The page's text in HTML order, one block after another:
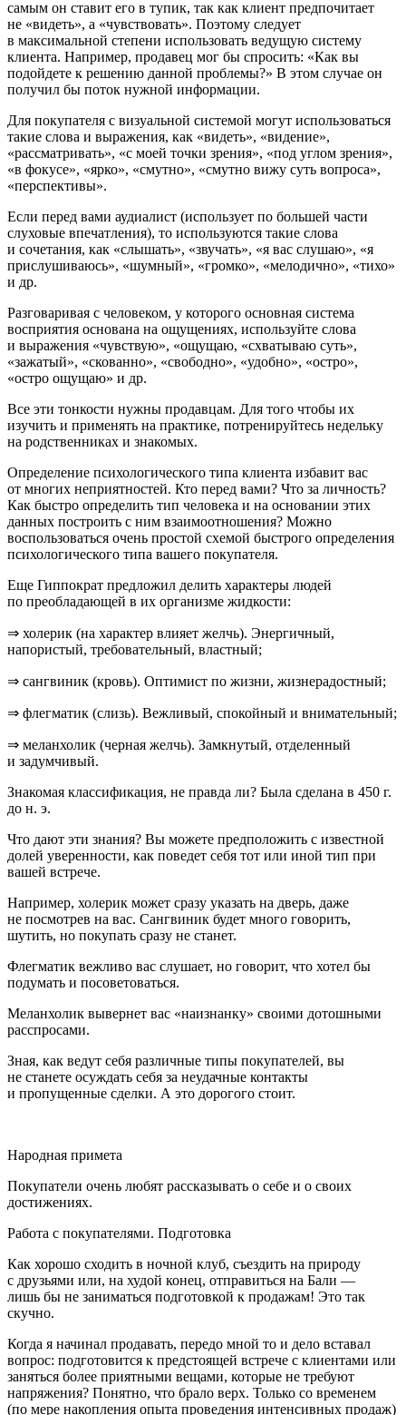
самым он ставит его в тупик, так как клиент предпочитает
не «видеть», а «чувствовать». Поэтому следует
в максимальной степени использовать ведущую систему
клиента. Например, продавец мог бы спросить: «Как вы
подойдете к решению данной проблемы?» В этом случае он
получил бы поток нужной информации.
Для покупателя с визуальной системой могут использоваться
такие слова и выражения, как «видеть», «видение»,
«рассматривать», «с моей точки зрения», «под углом зрения»,
«в фокусе», «ярко», «смутно», «смутно вижу суть вопроса»,
«перспективы».
Если перед вами аудиалист (использует по большей части
слуховые впечатления), то используются такие слова
и сочетания, как «слышать», «звучать», «я вас слушаю», «я
прислушиваюсь», «шумный», «громко», «мелодично», «тихо»
и др.
Разговаривая с человеком, у которого основная система
восприятия основана на ощущениях, используйте слова
и выражения «чувствую», «ощущаю, «схватываю суть»,
«зажатый», «скованно», «свободно», «удобно», «остро»,
«остро ощущаю» и др.
Все эти тонкости нужны продавцам. Для того чтобы их
изучить и применять на практике, потренируйтесь недельку
на родственниках и знакомых.
Определение психологического типа клиента избавит вас
от многих неприятностей. Кто перед вами? Что за личность?
Как быстро определить тип человека и на основании этих
данных построить с ним взаимоотношения? Можно
воспользоваться очень простой схемой быстрого определения
психологического типа вашего покупателя.
Еще Гиппократ предложил делить характеры людей
по преобладающей в их организме жидкости:
⇒ холерик (на характер влияет желчь). Энергичный,
напористый, требовательный, властный;
⇒ сангвиник (кровь). Оптимист по жизни, жизнерадостный;
⇒ флегматик (слизь). Вежливый, спокойный и внимательный;
⇒ меланхолик (черная желчь). Замкнутый, отделенный
и задумчивый.
Знакомая классификация, не правда ли? Была сделана в 450 г.
до н. э.
Что дают эти знания? Вы можете предположить с известной
долей уверенности, как поведет себя тот или иной тип при
вашей встрече.
Например, холерик может сразу указать на дверь, даже
не посмотрев на вас. Сангвиник будет много говорить,
шутить, но покупать сразу не станет.
Флегматик вежливо вас слушает, но говорит, что хотел бы
подумать и посоветоваться.
Меланхолик вывернет вас «наизнанку» своими дотошными
расспросами.
Зная, как ведут себя различные типы покупателей, вы
не станете осуждать себя за неудачные контакты
и пропущенные сделки. А это дорогого стоит.
Народная примета
Покупатели очень любят рассказывать о себе и о своих
достижениях.
Работа с покупателями. Подготовка
Как хорошо сходить в ночной клуб, съездить на природу
с друзьями или, на худой конец, отправиться на Бали —
лишь бы не заниматься подготовкой к продажам! Это так
скучно.
Когда я начинал продавать, передо мной то и дело вставал
вопрос: подготовится к предстоящей встрече с клиентами или
заняться более приятными вещами, которые не требуют
напряжения? Понятно, что брало верх. Только со временем
(по мере накопления опыта проведения интенсивных продаж)